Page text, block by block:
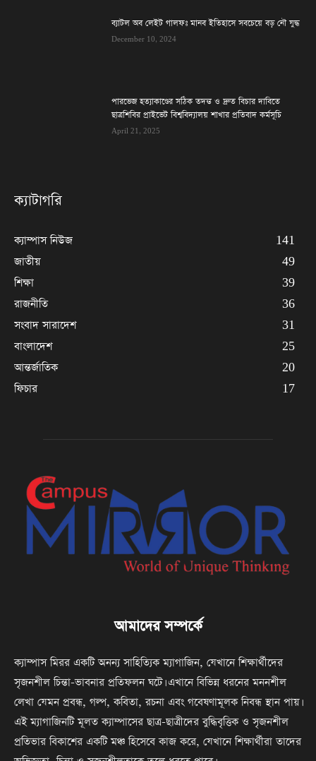
ব্যাটল অব লেইট গালফঃ মানব ইতিহাসে সবচেয়ে বড় নৌ যুদ্ধ
December 10, 2024
পারভেজ হত্যাকাণ্ডের সঠিক তদন্ত ও দ্রুত বিচার দাবিতে
ছাত্রশিবির প্রাইভেট বিশ্ববিদ্যালয় শাখার প্রতিবাদ কর্মসূচি
April 21, 2025
ক্যাটাগরি
ক্যাম্পাস নিউজ
141
জাতীয়
49
শিক্ষা
39
রাজনীতি
36
সংবাদ সারাদেশ
31
বাংলাদেশ
25
আন্তর্জাতিক
20
ফিচার
17
আমাদের সম্পর্কে
ক্যাম্পাস মিরর একটি অনন্য সাহিত্যিক ম্যাগাজিন, যেখানে শিক্ষার্থীদের
সৃজনশীল চিন্তা-ভাবনার প্রতিফলন ঘটে। এখানে বিভিন্ন ধরনের মননশীল
লেখা যেমন প্রবন্ধ, গল্প, কবিতা, রচনা এবং গবেষণামূলক নিবন্ধ স্থান পায়।
এই ম্যাগাজিনটি মূলত ক্যাম্পাসের ছাত্র-ছাত্রীদের বুদ্ধিবৃত্তিক ও সৃজনশীল
প্রতিভার বিকাশের একটি মঞ্চ হিসেবে কাজ করে, যেখানে শিক্ষার্থীরা তাদের